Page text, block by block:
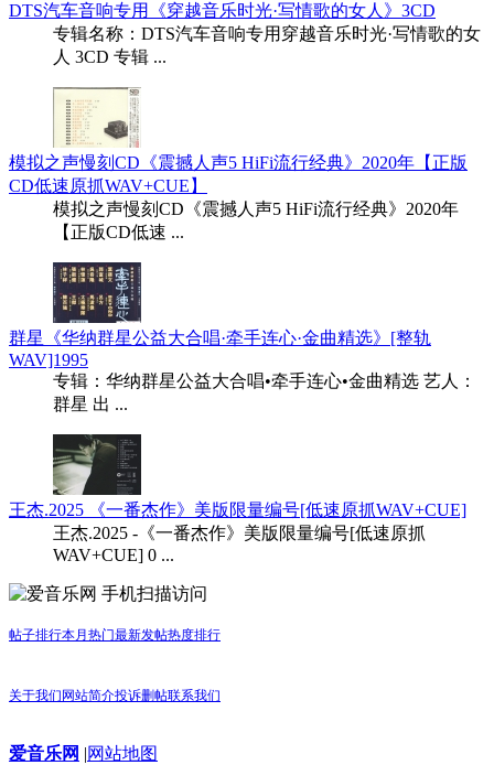
DTS汽车音响专用《穿越音乐时光·写情歌的女人》3CD
专辑名称：DTS汽车音响专用穿越音乐时光·写情歌的女
人 3CD 专辑 ...
模拟之声慢刻CD《震撼人声5 HiFi流行经典》2020年【正版
CD低速原抓WAV+CUE】
模拟之声慢刻CD《震撼人声5 HiFi流行经典》2020年
【正版CD低速 ...
群星《华纳群星公益大合唱·牵手连心·金曲精选》[整轨
WAV]1995
专辑：华纳群星公益大合唱•牵手连心•金曲精选 艺人：
群星 出 ...
王杰.2025 《一番杰作》美版限量编号[低速原抓WAV+CUE]
王杰.2025 -《一番杰作》美版限量编号[低速原抓
WAV+CUE] 0 ...
手机扫描访问
帖子排行本月热门最新发帖热度排行
关于我们 网站简介投诉删帖联系我们
爱音乐网 |网站地图